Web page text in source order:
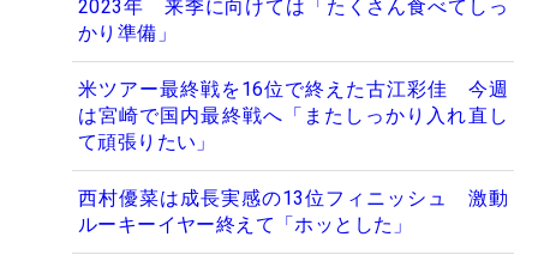
2023年 来季に向けては「たくさん食べてしっ
かり準備」
米ツアー最終戦を16位で終えた古江彩佳 今週
は宮崎で国内最終戦へ「またしっかり入れ直し
て頑張りたい」
西村優菜は成長実感の13位フィニッシュ 激動
ルーキーイヤー終えて「ホッとした」